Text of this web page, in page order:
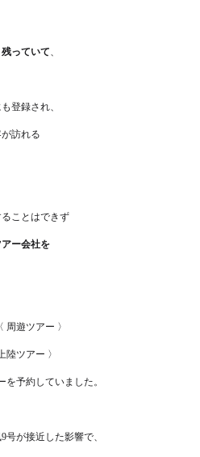
っていて、
登録され、
訪れる
ことはできず
ー会社を
遊ツアー 〉
ツアー 〉
予約していました。
が接近した影響で、